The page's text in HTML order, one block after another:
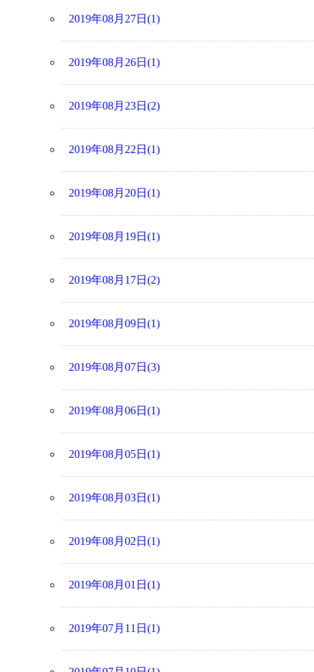
2019年08月27日(1)
2019年08月26日(1)
2019年08月23日(2)
2019年08月22日(1)
2019年08月20日(1)
2019年08月19日(1)
2019年08月17日(2)
2019年08月09日(1)
2019年08月07日(3)
2019年08月06日(1)
2019年08月05日(1)
2019年08月03日(1)
2019年08月02日(1)
2019年08月01日(1)
2019年07月11日(1)